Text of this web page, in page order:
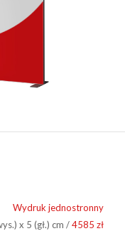
Wydruk jednostronny
x 5 (gł.) cm /4585 zł